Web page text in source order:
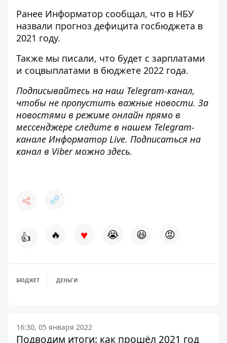
Ранее Информатор сообщал, что в НБУ
назвали прогноз дефицита госбюджета в
2021 году.
Также мы писали, что будет с зарплатами
и соцвыплатами в бюджете 2022 года.
Подписывайтесь на наш Telegram-канал,
чтобы не пропустить важные новости. За
новостями в режиме онлайн прямо в
мессенджере следите в нашем Telegram-
канале Информатор Live. Подписаться на
канал в Viber можно здесь.
👍 🔥 ♥ 😭 😆 😡
БЮДЖЕТ ДЕНЬГИ
16:30, 05 января 2022
Подводим итоги: как прошёл 2021 год